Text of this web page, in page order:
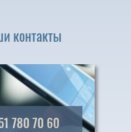
контакты
780 70 60